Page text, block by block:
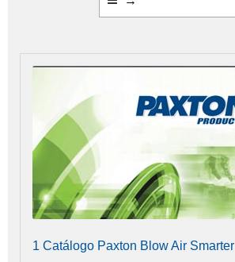
1 Catálogo Paxton Blow Air Smarter